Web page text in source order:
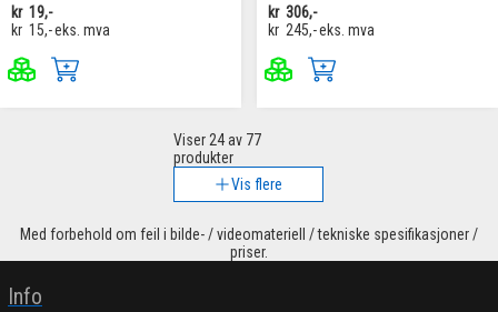
kr 19,-
kr 15,-eks. mva
kr 306,-
kr 245,-eks. mva
Viser 24av 77
produkter
Vis flere
Med forbehold om feil i bilde- / videomateriell / tekniske spesifikasjoner /
priser.
Info